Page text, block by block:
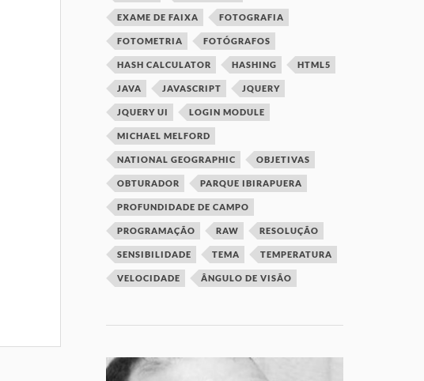
EXAME DE FAIXA FOTOGRAFIA
FOTOMETRIA FOTÓGRAFOS
HASH CALCULATOR HASHING HTML5
JAVA JAVASCRIPT JQUERY
JQUERY UI LOGIN MODULE
MICHAEL MELFORD
NATIONAL GEOGRAPHIC OBJETIVAS
OBTURADOR PARQUE IBIRAPUERA
PROFUNDIDADE DE CAMPO
PROGRAMAÇÃO RAW RESOLUÇÃO
SENSIBILIDADE TEMA TEMPERATURA
VELOCIDADE ÂNGULO DE VISÃO